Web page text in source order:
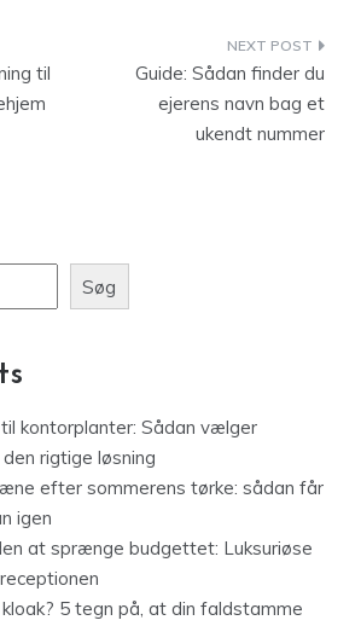
til
Guide: Sådan finder du
ejerens navn bag et
ukendt nummer
Søg
kontorplanter: Sådan vælger
rigtige løsning
efter sommerens tørke: sådan får
igen
at sprænge budgettet: Luksuriøse
5 tegn på, at din faldstamme